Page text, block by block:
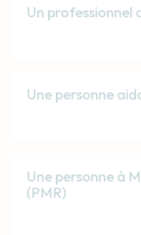
Un professionnel
Une personne
Une personne à
(PMR)